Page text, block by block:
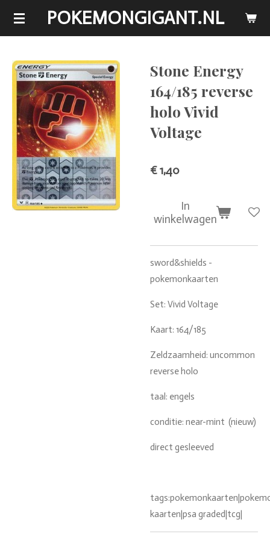
Ga
de
hoofdinhoud
POKEMONGIGANT.NL
Stone Energy
164/185 reverse
holo Vivid
Voltage
€ 1,40
In
winkelwagen
sword&shields -
pokemonkaarten
Set: Vivid Voltage
Kaart: 164/185
Zeldzaamheid: uncommon
reverse holo
taal: engels
conditie: near-mint (nieuw)
direct gesleeved
kaarten|psa graded|tcg|